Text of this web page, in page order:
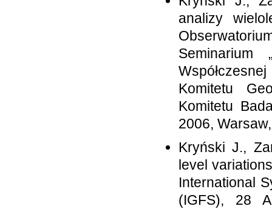
analizy
Seminarium
Komitetu
Komitetu
2006,
Kryński J.,
level
International
(IGFS), 28